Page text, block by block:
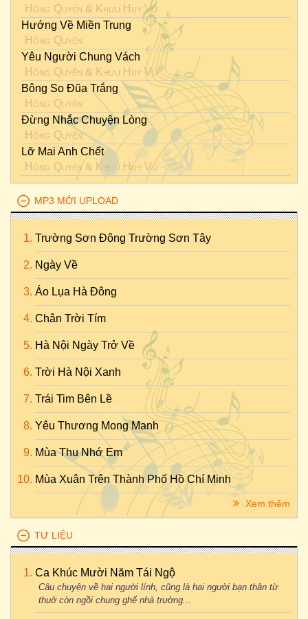
Hồng Quyên & Khưu Huy Vũ
Hướng Về Miền Trung
Hồng Quyên
Yêu Người Chung Vách
Hồng Quyên & Khưu Huy Vũ
Bông So Đũa Trắng
Hồng Quyên
Đừng Nhắc Chuyện Lòng
Hồng Quyên
Lỡ Mai Anh Chết
Hồng Quyên& Khưu Huy Vũ
MP3 MỚI UPLOAD
Trường Sơn Đông Trường Sơn Tây
Ngày Về
Áo Lụa Hà Đông
Chân Trời Tím
Hà Nội Ngày Trở Về
Trời Hà Nội Xanh
Trái Tim Bên Lề
Yêu Thương Mong Manh
Mùa Thu Nhớ Em
Mùa Xuân Trên Thành Phố Hồ Chí Minh
Xem thêm
TƯ LIỆU
Ca Khúc Mười Năm Tái Ngộ
Câu chuyện về hai người lính, cũng là hai người bạn thân từ
thuở còn ngồi chung ghế nhà trường...